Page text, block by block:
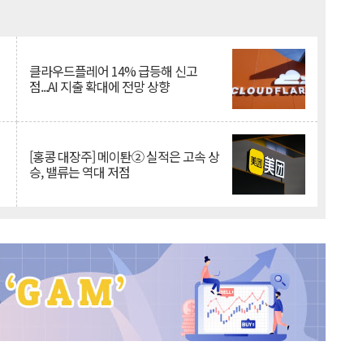
클라우드플레어 14% 급등해 신고
점...AI 지출 확대에 전망 상향
[홍콩 대장주] 메이퇀② 실적은 고속 상
승, 밸류는 역대 저점